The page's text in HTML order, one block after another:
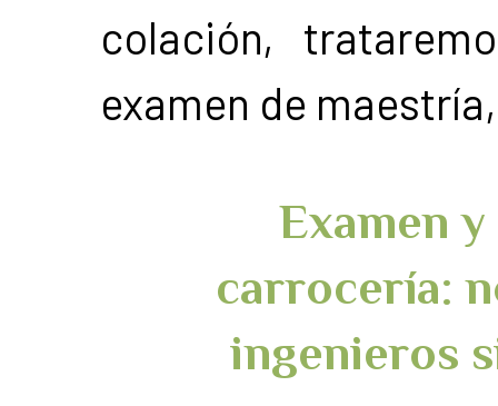
colación,
examen de
Examen
carrocería:
ingenieros